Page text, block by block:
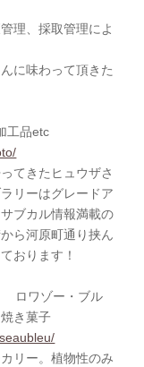
理、採取管理によ
に味わって頂きた
工品etc
てきたヒュウザさ
リーはグレードア
ブカル情報満載の
ら河原町通り挟ん
おります！
ロワゾー・ブル
き菓子
リー。植物性のみ